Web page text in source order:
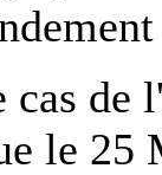
de
le